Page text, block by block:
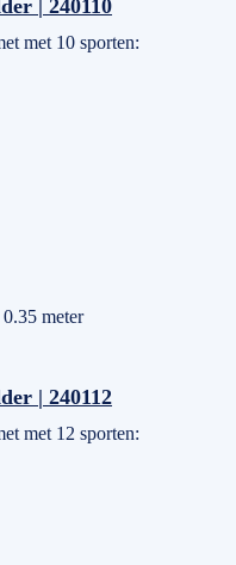
| 240110
met 10 sporten:
meter
| 240112
met 12 sporten: